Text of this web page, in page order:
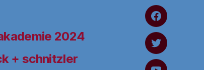
2024
+ schnitzler
FaceBook
Twitter